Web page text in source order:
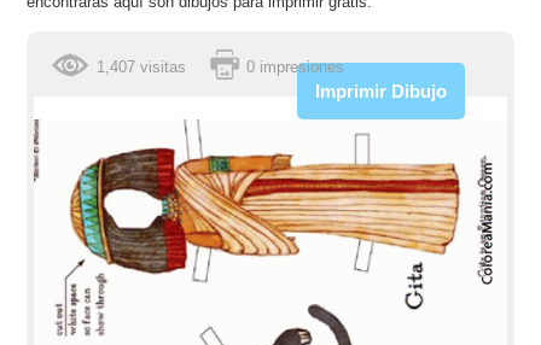
1,407 visitas 0 impresiones
Imprimir Dibujo